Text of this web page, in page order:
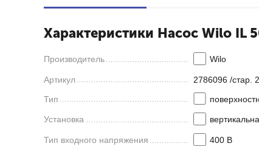
Характеристики Насос Wilo IL
Производитель Wilo
Артикул
2786096 /стар.
Тип
Установка
Тип входного напряжения 400 В